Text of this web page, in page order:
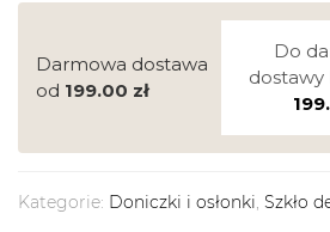
Darmowa dostawa
od 199.00 zł
Do
dostawy
Kategorie: Doniczki i osłonki, Szkło